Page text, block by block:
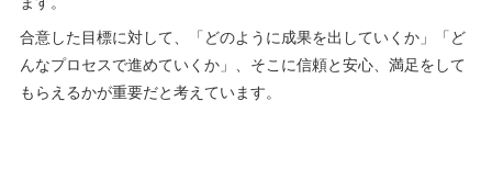
合意した目標に対して、「どのように成果を出していくか」「ど
んなプロセスで進めていくか」、そこに信頼と安心、満足をして
もらえるかが重要だと考えています。